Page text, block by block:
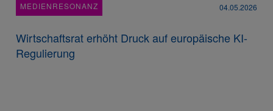
MEDIENRESONANZ 04.05.2026
Wirtschaftsrat erhöht Druck auf europäische KI-
Regulierung